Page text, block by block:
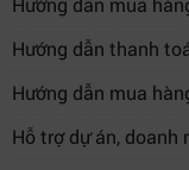
Hướng dẫn thanh
Hướng dẫn mua
Hỗ trợ dự án, doanh